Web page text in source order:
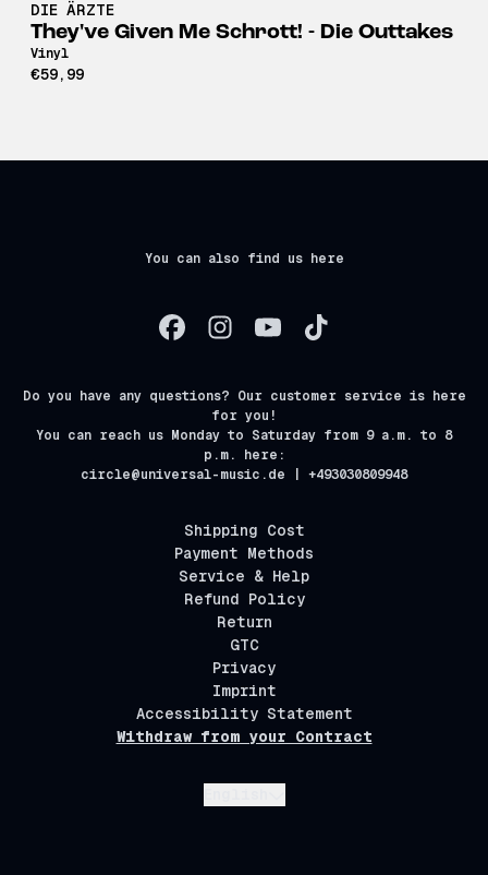
DIE ÄRZTE
They've Given Me Schrott! - Die Outtakes
Vinyl
€59,99
You can also find us here
Do you have any questions? Our customer service is here
for you!
You can reach us Monday to Saturday from 9 a.m. to 8
p.m. here:
circle@universal-music.de | +493030809948
Shipping Cost
Payment Methods
Service & Help
Refund Policy
Return
GTC
Privacy
Imprint
Accessibility Statement
Withdraw from your Contract